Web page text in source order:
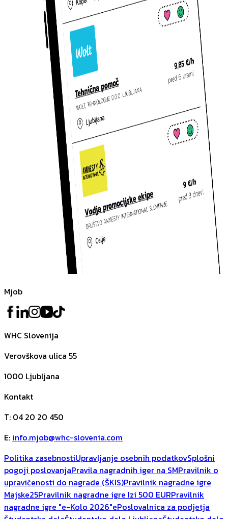
Mjob
WHC Slovenija
Verovškova ulica 55
1000 Ljubljana
Kontakt
T: 04 20 20 450
E: info.mjob@whc-slovenia.com
Politika zasebnostiUpravljanje osebnih podatkovSplošni
pogoji poslovanjaPravila nagradnih iger na SMPravilnik o
upravičenosti do nagrade (ŠKIS)Pravilnik nagradne igre
Majske25Pravilnik nagradne igre Izi 500 EURPravilnik
nagradne igre "e-Kolo 2026"ePoslovalnica za podjetja